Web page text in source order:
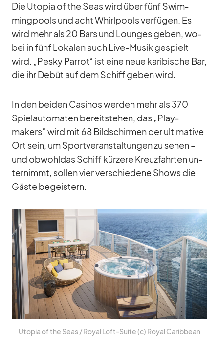
Die Uto­pia of the Seas wird über fünf Swim­
ming­pools und acht Whirl­pools ver­fü­gen. Es
wird mehr als 20 Bars und Loun­ges ge­ben, wo­
bei in fünf Lo­ka­len auch Live-Mu­sik ge­spielt
wird. „Pesky Par­rot“ ist eine neue ka­ri­bi­sche Bar,
die ihr De­büt auf dem Schiff ge­ben wird.
In den bei­den Ca­si­nos wer­den mehr als 370
Spiel­au­to­ma­ten be­reit­ste­hen, das „Play­
makers“ wird mit 68 Bild­schir­men der ul­ti­ma­tive
Ort sein, um Sport­ver­an­stal­tun­gen zu se­hen –
und ob­wohl­das Schiff kür­zere Kreuz­fahr­ten un­
ter­nimmt, sol­len vier ver­schie­dene Shows die
Gäste be­geis­tern.
Uto­pia of the Seas /​ Royal Loft-Suite (c) Royal Ca­rib­bean